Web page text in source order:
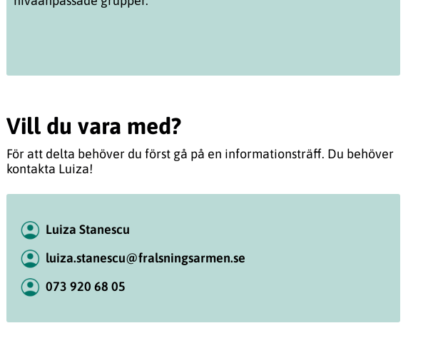
Vill du vara med?
För att delta behöver du först gå på en informationsträff. Du behöver
kontakta Luiza!
Luiza Stanescu
luiza.stanescu@fralsningsarmen.se
073 920 68 05